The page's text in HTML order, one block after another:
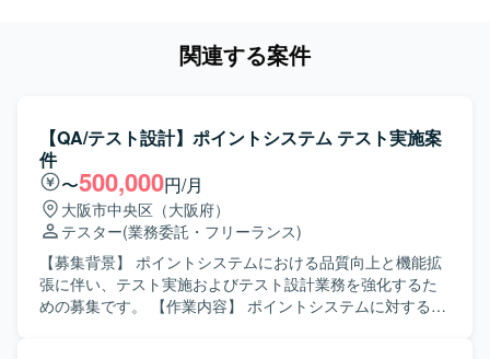
関連する案件
【QA/テスト設計】ポイントシステム テスト実施案
件
〜500,000円/月
大阪市中央区（大阪府）
テスター(業務委託・フリーランス)
【募集背景】 ポイントシステムにおける品質向上と機能拡
張に伴い、テスト実施およびテスト設計業務を強化するた
めの募集です。 【作業内容】 ポイントシステムに対するテ